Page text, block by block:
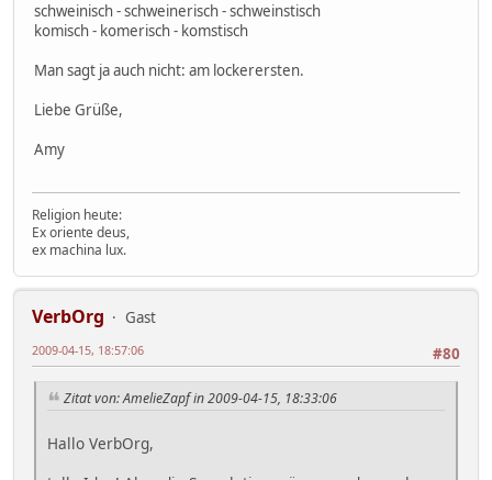
schweinisch - schweinerisch - schweinstisch
komisch - komerisch - komstisch
Man sagt ja auch nicht: am lockerersten.
Liebe Grüße,
Amy
Religion heute:
Ex oriente deus,
ex machina lux.
VerbOrg
Gast
#80
2009-04-15, 18:57:06
Zitat von: AmelieZapf in 2009-04-15, 18:33:06
Hallo VerbOrg,